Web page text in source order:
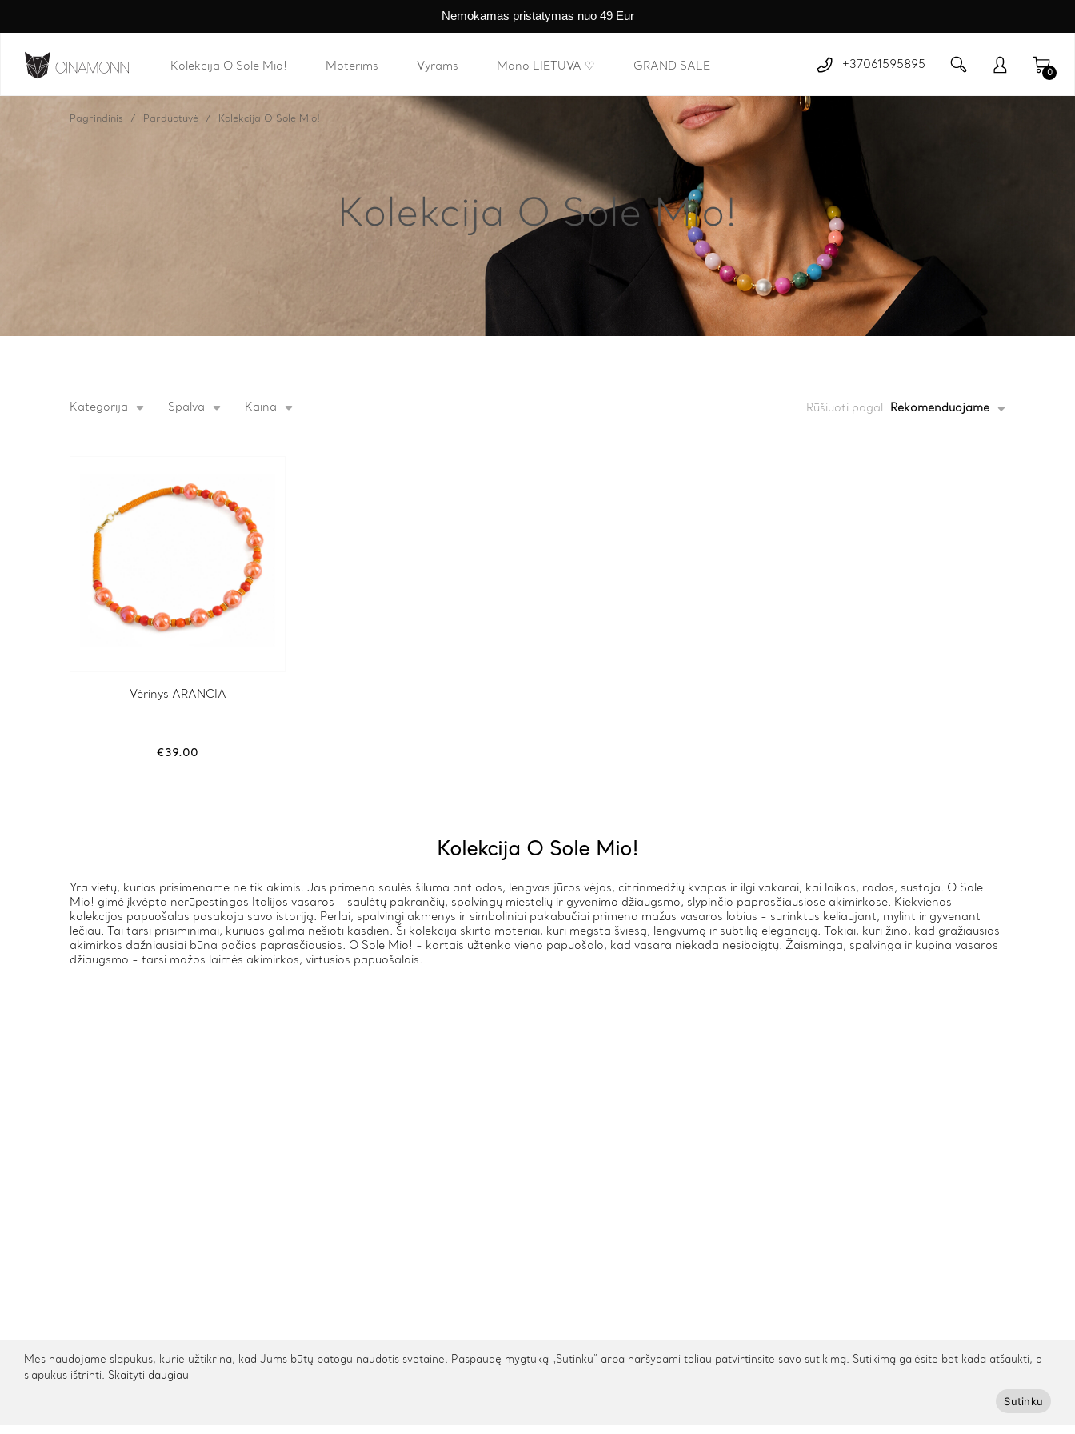
Nemokamas pristatymas nuo 49 Eur
Kolekcija O Sole Mio! Moterims Vyrams Mano LIETUVA ♡ GRAND SALE +37061595895
0
Kolekcija O Sole Mio!
Pagrindinis Parduotuvė Kolekcija O Sole Mio!
Kategorija Spalva Kaina Rūšiuoti pagal: Rekomenduojame
Vėrinys ARANCIA
€39.00
Kolekcija O Sole Mio!
Yra vietų, kurias prisimename ne tik akimis. Jas primena saulės šiluma ant odos, lengvas jūros vėjas, citrinmedžių kvapas ir ilgi vakarai, kai laikas, rodos, sustoja. O Sole
Mio! gimė įkvėpta nerūpestingos Italijos vasaros – saulėtų pakrančių, spalvingų miestelių ir gyvenimo džiaugsmo, slypinčio paprasčiausiose akimirkose. Kiekvienas
kolekcijos papuošalas pasakoja savo istoriją. Perlai, spalvingi akmenys ir simboliniai pakabučiai primena mažus vasaros lobius - surinktus keliaujant, mylint ir gyvenant
lėčiau. Tai tarsi prisiminimai, kuriuos galima nešioti kasdien. Ši kolekcija skirta moteriai, kuri mėgsta šviesą, lengvumą ir subtilią eleganciją. Tokiai, kuri žino, kad gražiausios
akimirkos dažniausiai būna pačios paprasčiausios. O Sole Mio! - kartais užtenka vieno papuošalo, kad vasara niekada nesibaigtų. Žaisminga, spalvinga ir kupina vasaros
džiaugsmo - tarsi mažos laimės akimirkos, virtusios papuošalais.
Mes naudojame slapukus, kurie užtikrina, kad Jums būtų patogu naudotis svetaine. Paspaudę mygtuką „Sutinku“ arba naršydami toliau patvirtinsite savo sutikimą. Sutikimą galėsite bet kada atšaukti, o
slapukus ištrinti. Skaityti daugiau
Sutinku